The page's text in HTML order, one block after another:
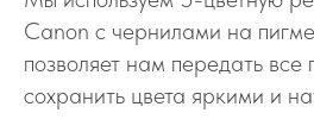
Canon с чернилами на
позволяет нам передать все
сохранить цвета яркими и